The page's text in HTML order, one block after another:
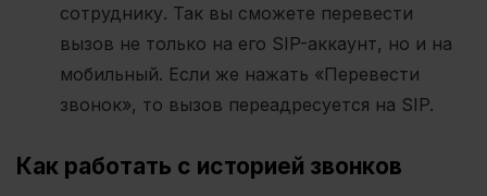
сотруднику. Так вы сможете перевести
вызов не только на его SIP-аккаунт, но и на
мобильный. Если же нажать «Перевести
звонок», то вызов переадресуется на SIP.
Как работать с историей звонков